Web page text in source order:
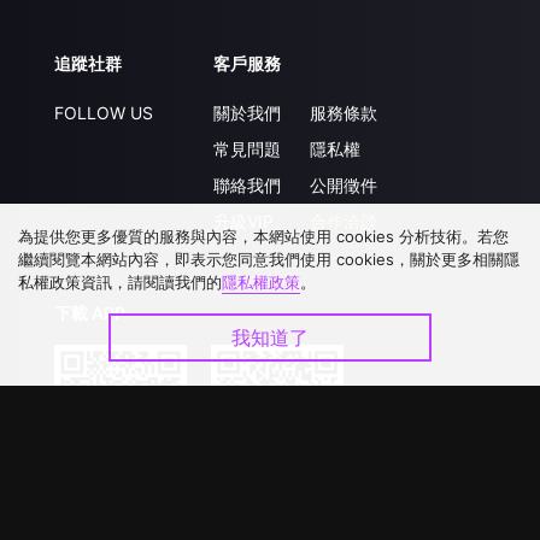
追蹤社群
FOLLOW US
客戶服務
關於我們
常見問題
聯絡我們
服務條款
隱私權
公開徵件
下載 APP
為提供您更多優質的服務與內容，本網站使用 cookies 分析技術。若您
繼續閱覽本網站內容，即表示您同意我們使用 cookies，關於更多相關隱
私權政策資訊，請閱讀我們的隱私權政策。
我知道了